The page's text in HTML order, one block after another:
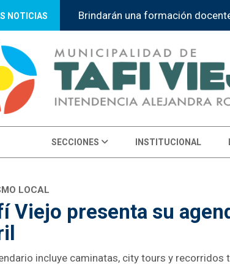
NOTICIAS Sumate al curso con puntaje
SECCIONES INSTITUCIONAL
LOCAL
Viejo presenta su
incluye caminatas, city tours y